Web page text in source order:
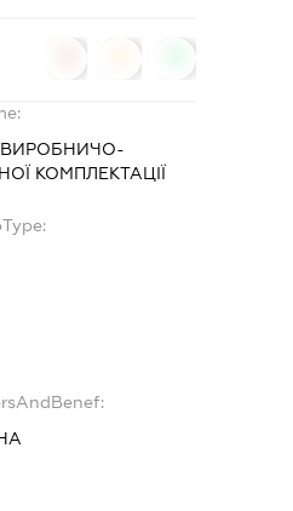
ВИРОБНИЧО-
КОМПЛЕКТАЦІЇ